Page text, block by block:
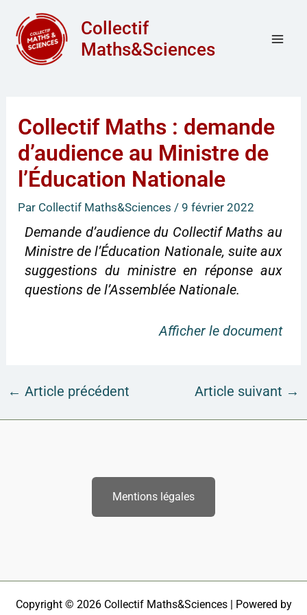
contenu
Collectif
Maths&Sciences
Collectif Maths : demande
d’audience au Ministre de
l’Éducation Nationale
Par Collectif Maths&Sciences/9 février 2022
Demande d’audience du Collectif Maths au
Ministre de l’Éducation Nationale, suite aux
suggestions du ministre en réponse aux
questions de l’Assemblée Nationale.
Afficher le document
← Article précédent Article suivant →
Mentions légales
Copyright © 2026 Collectif Maths&Sciences | Powered by